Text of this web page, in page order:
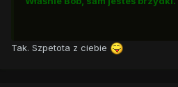
Tak. Szpetota z ciebie